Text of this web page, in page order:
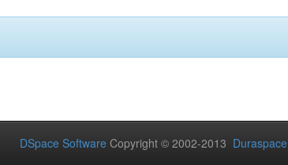
DSpace Software Copyright © 2002-2013 Duraspace